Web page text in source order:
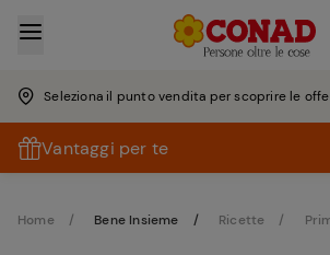
Seleziona il punto vendita per scoprire le
Vantaggi per te
Home Bene Insieme Ricette